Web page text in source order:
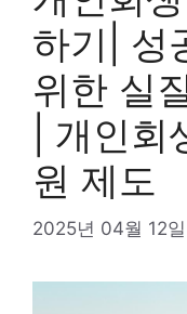
하기| 성
위한 실
| 개인
원 제도
2025년 04월 12일